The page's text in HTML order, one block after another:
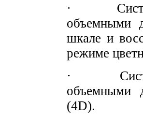
· Система
объемными
шкале и
режиме
·
объемными
(4D).